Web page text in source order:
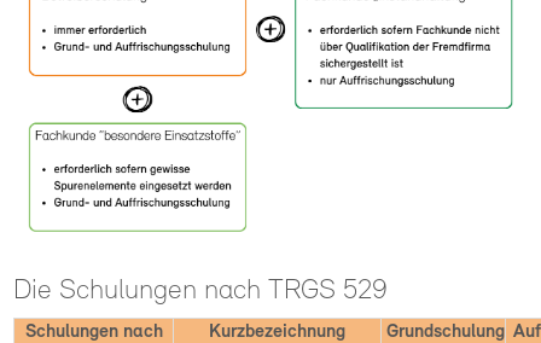
Die Schulungen nach TRGS 529
Schulungen nach
Kurzbezeichnung Grundschulung